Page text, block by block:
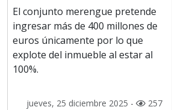
El conjunto merengue pretende
ingresar más de 400 millones de
euros únicamente por lo que
explote del inmueble al estar al
100%.
jueves, 25 diciembre 2025 - 257